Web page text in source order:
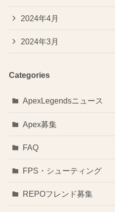
2024年4月
2024年3月
Categories
ApexLegendsニュース
Apex募集
FAQ
FPS・シューティング
REPOフレンド募集